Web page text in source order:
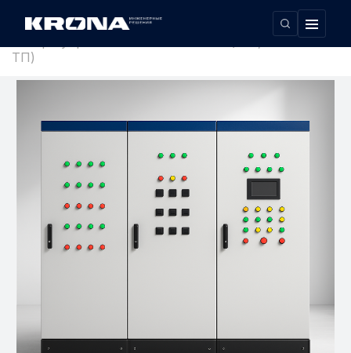
Главная ›
Шкафы управления и автоматики (ША, ШУ и АСУ
ТП)